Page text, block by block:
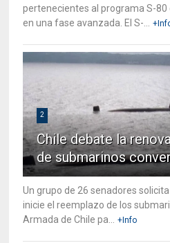
pertenecientes al programa S-80
en una fase avanzada. El S-...
2
Chile debate la
de submarinos
Un grupo de 26 senadores
inicie el reemplazo de los
Armada de Chile pa...
+Info